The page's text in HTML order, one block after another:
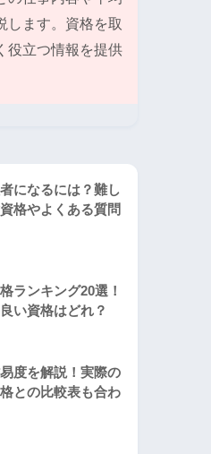
します。資格を取
役立つ情報を提供
になるには？難し
格やよくある質問
ランキング20選！
い資格はどれ？
度を解説！実際の
との比較表も合わ